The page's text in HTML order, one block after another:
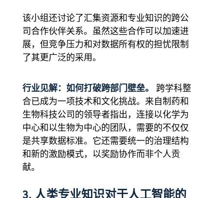
该小组还讨论了汇集资源和专业知识的跨公
司合作伙伴关系。虽然这些合作可以加速进
展，但竞争压力和对数据所有权的担忧限制
了其更广泛的采用。
行业见解：如何打破跨部门壁垒。
跨学科整
合已成为一项技术和文化挑战。来自制药和
生物科技公司的领导者指出，连接以化学为
中心和以生物为中心的团队，需要的不仅仅
是共享数据标准。它还需要统一的治理结构
和新的激励模式，以奖励协作而非个人贡
献。
3. 人类专业知识对于人工智能的